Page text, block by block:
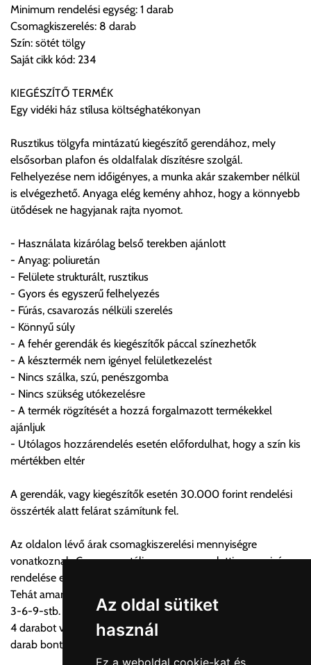
Az oldal sütiket
használ
Ez a weboldal cookie-kat és
Cím:1133 Budapest, Váci út 100.
Szállítási díjak:
úgy esetenként több lehetőséget ajánl fel a program. Kérjük, a
vásárolt árú figyelembevételével az önnek megfelelő szállítási
Amennyiben nem biztos választásában, vagy a program
automatikusan nem ajánl fel szállítási költséget, úgy válassza
a 0.- forintos szállítást, kollégáink megvizsgálják a vásárolt
termék adatait, majd visszaigazolják a szállítás költségét.
Egyes termékek súlyát a program nem ismeri, rendelés esetén
a központ igazolja vissza. Amennyiben a költséget az Ön által
gondoltnál magasabb értékben igazoljuk vissza, úgy a
visszaigazolástól számított 24 órán belül a terméket
lemondhatja, vagy kérheti a személyes átvételre való
módosítását.
FIGYELEM!!
KERÁMIA TERMÉKEK SZÁLLÍTATÁSA NEM, VAGY CSAK
A MEGRENDELŐ KIFEJEZETT KÉRÉSÉRE ÉS
FELELŐSSÉGÉRE LEHETSÉGES!!
Egyéb leírások:
1, Budapestre kért szállítás esetén az általános szállítás
helyett időre történő extra szállítás kérése is lehetséges
szerint 1 órás intervallumon belüli pontos időpont
megjelöléssel kérhető munkanapokon 09.00 - 15.00 között.
A költséget a megrendeléskor rendelt termék/termékek,
valamint az ott megadott szállítási cím alapján a központ
számolja, valamint visszaigazolja.
Az árak csak a címre való szállítást tartalmazzák
Minimum rendelési egység: 1 darab
Csomagkiszerelés: 8 darab
Szín: sötét tölgy
Saját cikk kód: 234
KIEGÉSZÍTŐ TERMÉK
Egy vidéki ház stílusa költséghatékonyan
Rusztikus tölgyfa mintázatú kiegészítő gerendához, mely
elsősorban plafon és oldalfalak díszítésre szolgál.
Felhelyezése nem időigényes, a munka akár szakember nélkül
is elvégezhető. Anyaga elég kemény ahhoz, hogy a könnyebb
ütődések ne hagyjanak rajta nyomot.
- Használata kizárólag belső terekben ajánlott
- Anyag: poliuretán
- Felülete strukturált, rusztikus
- Gyors és egyszerű felhelyezés
- Fúrás, csavarozás nélküli szerelés
- Könnyű súly
- A fehér gerendák és kiegészítők páccal színezhetők
- A késztermék nem igényel felületkezelést
- Nincs szálka, szú, penészgomba
- Nincs szükség utókezelésre
- A termék rögzítését a hozzá forgalmazott termékekkel
ajánljuk
- Utólagos hozzárendelés esetén előfordulhat, hogy a szín kis
mértékben eltér
A gerendák, vagy kiegészítők esetén 30.000 forint rendelési
összérték alatt felárat számítunk fel.
Az oldalon lévő árak csomagkiszerelési mennyiségre
vonatkoznak. Csomagon túli vagy csomag alatti mennyiség
rendelése esetén 10% bontási felárat számítunk fel!!
Tehát amannyiben mondjuk a csomagmenyiség 3 darab, úgy
3-6-9-stb. mennyiség felár nélkül vásárolható. Amennyiben
4 darabot vásárolnak, úgy 3 darab az oldalon lévő áron, míg 1
darab bontási felárral számolandó